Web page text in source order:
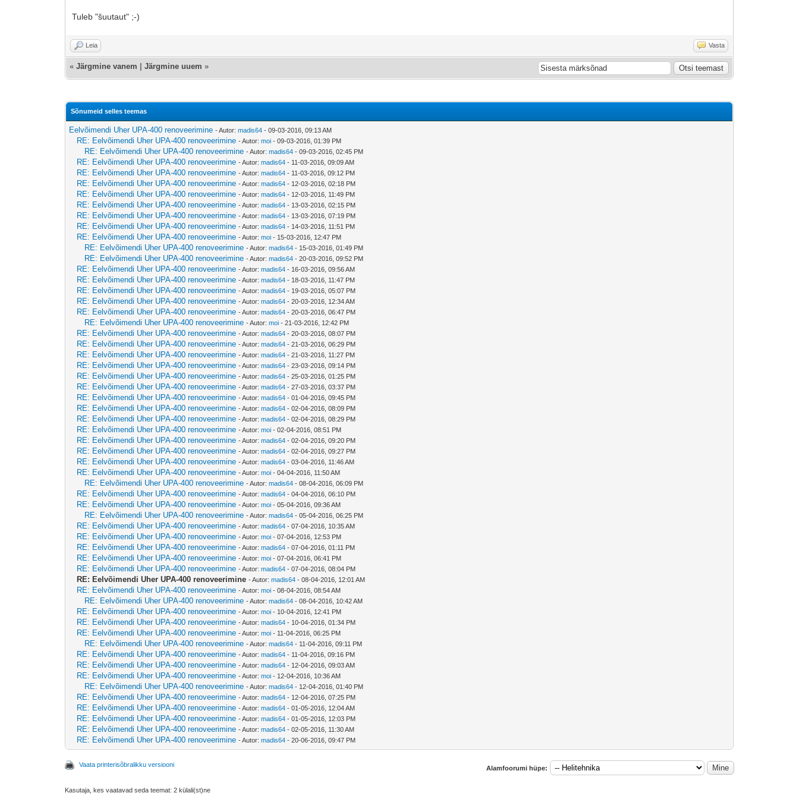
Tuleb "šuutaut" ;-)
Leia Vasta
«Järgmine vanem |Järgmine uuem »
Sõnumeid selles teemas
Eelvõimendi Uher UPA-400 renoveerimine - Autor:madis64 - 09-03-2016, 09:13 AM
RE: Eelvõimendi Uher UPA-400 renoveerimine - Autor:moi - 09-03-2016, 01:39 PM
RE: Eelvõimendi Uher UPA-400 renoveerimine - Autor:madis64 - 09-03-2016, 02:45 PM
RE: Eelvõimendi Uher UPA-400 renoveerimine - Autor:madis64 - 11-03-2016, 09:09 AM
RE: Eelvõimendi Uher UPA-400 renoveerimine - Autor:madis64 - 11-03-2016, 09:12 PM
RE: Eelvõimendi Uher UPA-400 renoveerimine - Autor:madis64 - 12-03-2016, 02:18 PM
RE: Eelvõimendi Uher UPA-400 renoveerimine - Autor:madis64 - 12-03-2016, 11:49 PM
RE: Eelvõimendi Uher UPA-400 renoveerimine - Autor:madis64 - 13-03-2016, 02:15 PM
RE: Eelvõimendi Uher UPA-400 renoveerimine - Autor:madis64 - 13-03-2016, 07:19 PM
RE: Eelvõimendi Uher UPA-400 renoveerimine - Autor:madis64 - 14-03-2016, 11:51 PM
RE: Eelvõimendi Uher UPA-400 renoveerimine - Autor:moi - 15-03-2016, 12:47 PM
RE: Eelvõimendi Uher UPA-400 renoveerimine - Autor:madis64 - 15-03-2016, 01:49 PM
RE: Eelvõimendi Uher UPA-400 renoveerimine - Autor:madis64 - 20-03-2016, 09:52 PM
RE: Eelvõimendi Uher UPA-400 renoveerimine - Autor:madis64 - 16-03-2016, 09:56 AM
RE: Eelvõimendi Uher UPA-400 renoveerimine - Autor:madis64 - 18-03-2016, 11:47 PM
RE: Eelvõimendi Uher UPA-400 renoveerimine - Autor:madis64 - 19-03-2016, 05:07 PM
RE: Eelvõimendi Uher UPA-400 renoveerimine - Autor:madis64 - 20-03-2016, 12:34 AM
RE: Eelvõimendi Uher UPA-400 renoveerimine - Autor:madis64 - 20-03-2016, 06:47 PM
RE: Eelvõimendi Uher UPA-400 renoveerimine - Autor:moi - 21-03-2016, 12:42 PM
RE: Eelvõimendi Uher UPA-400 renoveerimine - Autor:madis64 - 20-03-2016, 08:07 PM
RE: Eelvõimendi Uher UPA-400 renoveerimine - Autor:madis64 - 21-03-2016, 06:29 PM
RE: Eelvõimendi Uher UPA-400 renoveerimine - Autor:madis64 - 21-03-2016, 11:27 PM
RE: Eelvõimendi Uher UPA-400 renoveerimine - Autor:madis64 - 23-03-2016, 09:14 PM
RE: Eelvõimendi Uher UPA-400 renoveerimine - Autor:madis64 - 25-03-2016, 01:25 PM
RE: Eelvõimendi Uher UPA-400 renoveerimine - Autor:madis64 - 27-03-2016, 03:37 PM
RE: Eelvõimendi Uher UPA-400 renoveerimine - Autor:madis64 - 01-04-2016, 09:45 PM
RE: Eelvõimendi Uher UPA-400 renoveerimine - Autor:madis64 - 02-04-2016, 08:09 PM
RE: Eelvõimendi Uher UPA-400 renoveerimine - Autor:madis64 - 02-04-2016, 08:29 PM
RE: Eelvõimendi Uher UPA-400 renoveerimine - Autor:moi - 02-04-2016, 08:51 PM
RE: Eelvõimendi Uher UPA-400 renoveerimine - Autor:madis64 - 02-04-2016, 09:20 PM
RE: Eelvõimendi Uher UPA-400 renoveerimine - Autor:madis64 - 02-04-2016, 09:27 PM
RE: Eelvõimendi Uher UPA-400 renoveerimine - Autor:madis64 - 03-04-2016, 11:46 AM
RE: Eelvõimendi Uher UPA-400 renoveerimine - Autor:moi - 04-04-2016, 11:50 AM
RE: Eelvõimendi Uher UPA-400 renoveerimine - Autor:madis64 - 08-04-2016, 06:09 PM
RE: Eelvõimendi Uher UPA-400 renoveerimine - Autor:madis64 - 04-04-2016, 06:10 PM
RE: Eelvõimendi Uher UPA-400 renoveerimine - Autor:moi - 05-04-2016, 09:36 AM
RE: Eelvõimendi Uher UPA-400 renoveerimine - Autor:madis64 - 05-04-2016, 06:25 PM
RE: Eelvõimendi Uher UPA-400 renoveerimine - Autor:madis64 - 07-04-2016, 10:35 AM
RE: Eelvõimendi Uher UPA-400 renoveerimine - Autor:moi - 07-04-2016, 12:53 PM
RE: Eelvõimendi Uher UPA-400 renoveerimine - Autor:madis64 - 07-04-2016, 01:11 PM
RE: Eelvõimendi Uher UPA-400 renoveerimine - Autor:moi - 07-04-2016, 06:41 PM
RE: Eelvõimendi Uher UPA-400 renoveerimine - Autor:madis64 - 07-04-2016, 08:04 PM
RE: Eelvõimendi Uher UPA-400 renoveerimine - Autor:madis64 - 08-04-2016, 12:01 AM
RE: Eelvõimendi Uher UPA-400 renoveerimine - Autor:moi - 08-04-2016, 08:54 AM
RE: Eelvõimendi Uher UPA-400 renoveerimine - Autor:madis64 - 08-04-2016, 10:42 AM
RE: Eelvõimendi Uher UPA-400 renoveerimine - Autor:moi - 10-04-2016, 12:41 PM
RE: Eelvõimendi Uher UPA-400 renoveerimine - Autor:madis64 - 10-04-2016, 01:34 PM
RE: Eelvõimendi Uher UPA-400 renoveerimine - Autor:moi - 11-04-2016, 06:25 PM
RE: Eelvõimendi Uher UPA-400 renoveerimine - Autor:madis64 - 11-04-2016, 09:11 PM
RE: Eelvõimendi Uher UPA-400 renoveerimine - Autor:madis64 - 11-04-2016, 09:16 PM
RE: Eelvõimendi Uher UPA-400 renoveerimine - Autor:madis64 - 12-04-2016, 09:03 AM
RE: Eelvõimendi Uher UPA-400 renoveerimine - Autor:moi - 12-04-2016, 10:36 AM
RE: Eelvõimendi Uher UPA-400 renoveerimine - Autor:madis64 - 12-04-2016, 01:40 PM
RE: Eelvõimendi Uher UPA-400 renoveerimine - Autor:madis64 - 12-04-2016, 07:25 PM
RE: Eelvõimendi Uher UPA-400 renoveerimine - Autor:madis64 - 01-05-2016, 12:04 AM
RE: Eelvõimendi Uher UPA-400 renoveerimine - Autor:madis64 - 01-05-2016, 12:03 PM
RE: Eelvõimendi Uher UPA-400 renoveerimine - Autor:madis64 - 02-05-2016, 11:30 AM
RE: Eelvõimendi Uher UPA-400 renoveerimine - Autor:madis64 - 20-06-2016, 09:47 PM
Vaata printerisõbralikku versiooni Alamfoorumi hüpe:
Kasutaja, kes vaatavad seda teemat: 2 külali(st)ne